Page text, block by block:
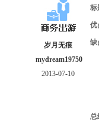
岁月无痕
mydream19750
2013-07-10
标
优
缺
总